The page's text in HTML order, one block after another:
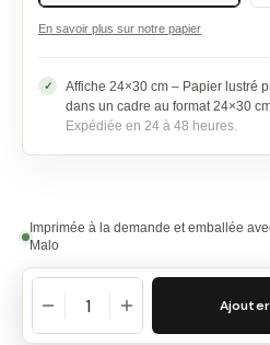
En savoir plus sur notre papier
Affiche 24×30 cm – Papier lustré
dans un cadre au format 24×30
Expédiée en 24 à 48 heures.
Imprimée à la demande et emballée
Malo